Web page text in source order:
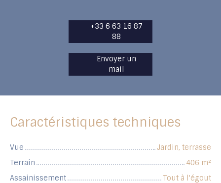
+33 6 63 16 87
88
Envoyer un
mail
Caractéristiques techniques
Vue
Jardin, terrasse
Terrain
406 m²
Assainissement
Tout à l'égout